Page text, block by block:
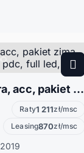
Seat Leon III 2.0 cupra, acc, pakiet zima, dsg, virtual, navi, kamery, pdc, full led, al
Raty1 211zł/msc
Leasing870zł/msc
2019